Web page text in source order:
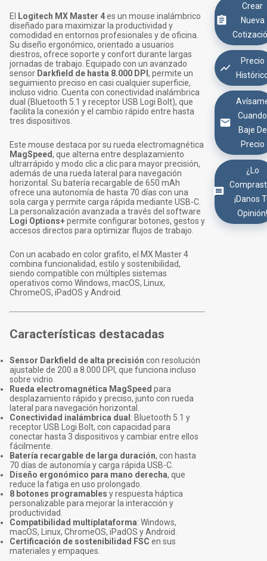
Crear
Nueva
Precio
Cuando
Baje De
Precio
¿Lo
¡Danos
El Logitech MX Master 4es un mouse inalámbrico
diseñado para maximizar la productividad y
comodidad en entornos profesionales y de oficina.
Su diseño ergonómico, orientado a usuarios
diestros, ofrece soporte y confort durante largas
jornadas de trabajo. Equipado con un avanzado
sensor Darkfield de hasta 8.000 DPI , permite un
seguimiento preciso en casi cualquier superficie,
incluso vidrio. Cuenta con conectividad inalámbrica
dual (Bluetooth 5.1 y receptor USB Logi Bolt), que
facilita la conexión y el cambio rápido entre hasta
tres dispositivos.
Este mouse destaca por su rueda electromagnética
MagSpeed, que alterna entre desplazamiento
ultrarrápido y modo clic a clic para mayor precisión,
además de una rueda lateral para navegación
horizontal. Su batería recargable de 650 mAh
ofrece una autonomía de hasta 70 días con una
sola carga y permite carga rápida mediante USB-C.
La personalización avanzada a través del software
Logi Options+permite configurar botones, gestos y
accesos directos para optimizar flujos de trabajo.
Con un acabado en color grafito, el MX Master 4
combina funcionalidad, estilo y sostenibilidad,
siendo compatible con múltiples sistemas
operativos como Windows, macOS, Linux,
ChromeOS, iPadOS y Android.
Características destacadas
Sensor Darkfield de alta precisión con resolución
ajustable de 200 a 8.000 DPI, que funciona incluso
sobre vidrio.
Rueda electromagnética MagSpeed para
desplazamiento rápido y preciso, junto con rueda
lateral para navegación horizontal.
Conectividad inalámbrica dual : Bluetooth 5.1 y
receptor USB Logi Bolt, con capacidad para
conectar hasta 3 dispositivos y cambiar entre ellos
fácilmente.
Batería recargable de larga duración, con hasta
70 días de autonomía y carga rápida USB-C.
Diseño ergonómico para mano derecha, que
reduce la fatiga en uso prolongado.
8 botones programables y respuesta háptica
personalizable para mejorar la interacción y
productividad.
Compatibilidad multiplataforma: Windows,
macOS, Linux, ChromeOS, iPadOS y Android.
Certificación de sostenibilidad FSC en sus
materiales y empaques.